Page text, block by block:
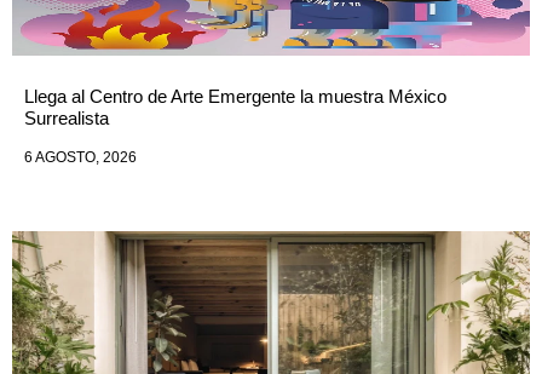
Llega al Centro de Arte Emergente la muestra México
Surrealista
6 AGOSTO, 2026